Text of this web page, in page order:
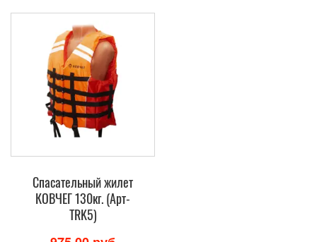
Спасательный жилет
КОВЧЕГ 130кг. (Арт-
TRK5)